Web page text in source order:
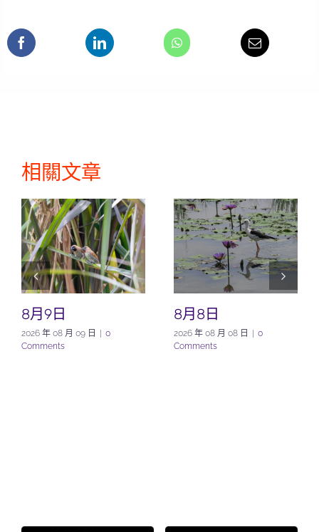
相關文章
8月9日
2026 年 08 月 09 日 | 0
Comments
8月8日
2026 年 08 月 08 日 | 0
Comments